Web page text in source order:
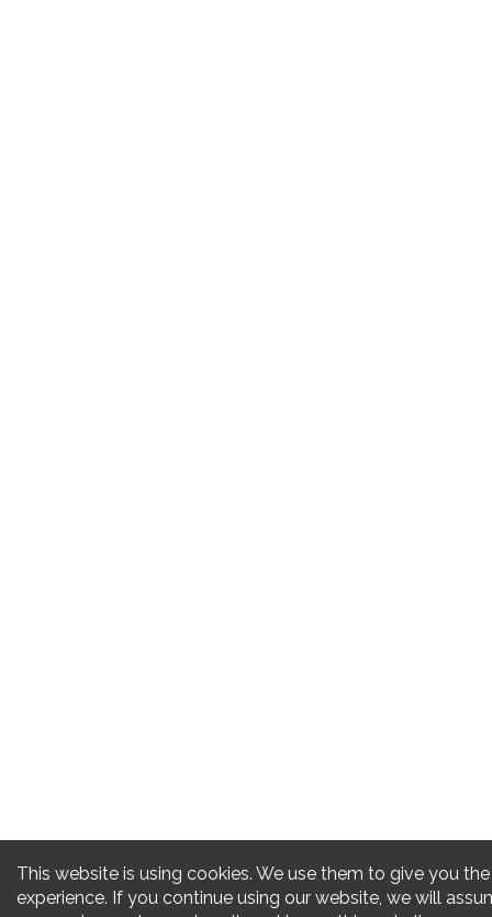
This website is using cookies. We use them to give you
experience. If you continue using our website, we will